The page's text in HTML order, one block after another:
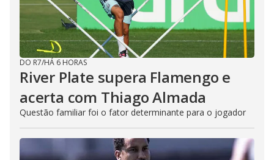
DO R7/HÁ 6 HORAS
River Plate supera Flamengo e
acerta com Thiago Almada
Questão familiar foi o fator determinante para o jogador